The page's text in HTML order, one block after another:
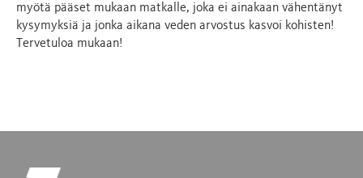
myötä pääset mukaan matkalle, joka ei ainakaan vähentänyt
kysymyksiä ja jonka aikana veden arvostus kasvoi kohisten!
Tervetuloa mukaan!